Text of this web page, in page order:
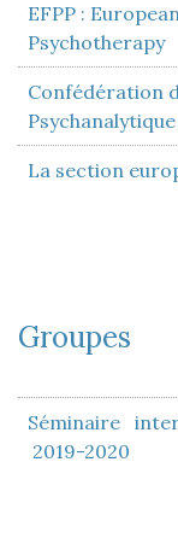
EFPP :
Psychotherapy
Confédération
Psychanalytique
La section
Groupes
Séminaire
2019-2020